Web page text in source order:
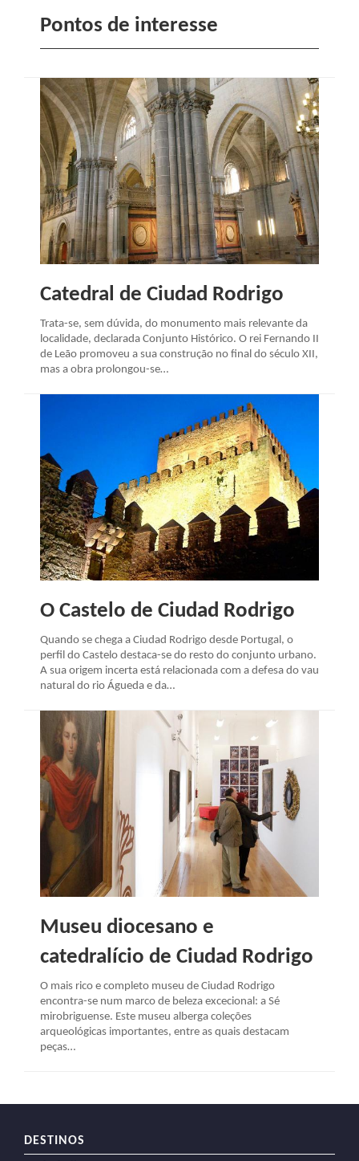
Pontos de interesse
Catedral de Ciudad Rodrigo
Trata-se, sem dúvida, do monumento mais relevante da
localidade, declarada Conjunto Histórico. O rei Fernando II
de Leão promoveu a sua construção no final do século XII,
mas a obra prolongou-se…
O Castelo de Ciudad Rodrigo
Quando se chega a Ciudad Rodrigo desde Portugal, o
perfil do Castelo destaca-se do resto do conjunto urbano.
A sua origem incerta está relacionada com a defesa do vau
natural do rio Águeda e da…
Museu diocesano e
catedralício de Ciudad Rodrigo
O mais rico e completo museu de Ciudad Rodrigo
encontra-se num marco de beleza excecional: a Sé
mirobriguense. Este museu alberga coleções
arqueológicas importantes, entre as quais destacam
peças…
DESTINOS